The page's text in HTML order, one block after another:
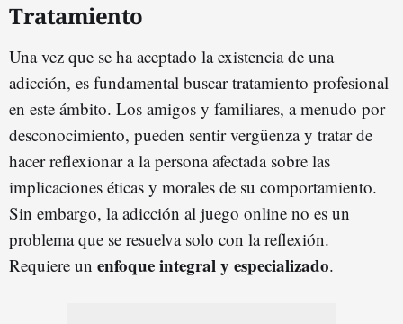
Tratamiento
Una vez que se ha aceptado la existencia de una
adicción, es fundamental buscar tratamiento profesional
en este ámbito. Los amigos y familiares, a menudo por
desconocimiento, pueden sentir vergüenza y tratar de
hacer reflexionar a la persona afectada sobre las
implicaciones éticas y morales de su comportamiento.
Sin embargo, la adicción al juego online no es un
problema que se resuelva solo con la reflexión.
Requiere un enfoque integral y especializado.